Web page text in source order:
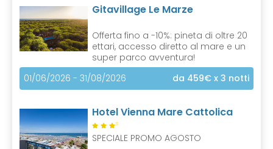
Gitavillage Le Marze
Offerta fino a -10%: pineta di oltre 20
ettari, accesso diretto al mare e un
super parco avventura!
01/06/2026 - 31/08/2026
da 459€ x 3 notti
Hotel Vienna Mare Cattolica
S
SPECIALE PROMO AGOSTO